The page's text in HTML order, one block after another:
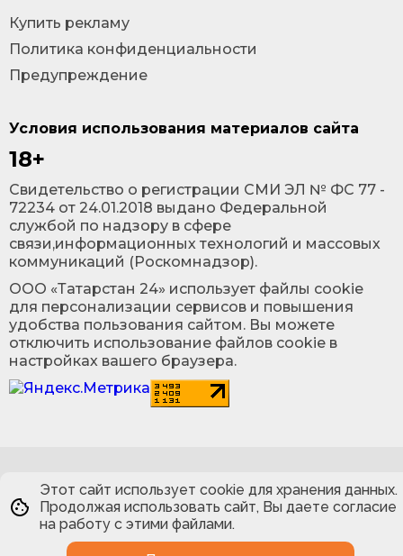
Условия использования материалов сайта
18+
Cвидетельство о регистрации СМИ ЭЛ № ФС 77 -
72234 от 24.01.2018 выдано Федеральной
службой по надзору в сфере
связи,информационных технологий и массовых
коммуникаций (Роскомнадзор).
ООО «Татарстан 24» использует файлы cookie
для персонализации сервисов и повышения
удобства пользования сайтом. Вы можете
отключить использование файлов cookie в
настройках вашего браузера.
Купить рекламу
Политика конфиденциальности
Предупреждение
Этот сайт использует cookie для хранения данных.
Продолжая использовать сайт, Вы даете согласие
на работу с этими файлами.